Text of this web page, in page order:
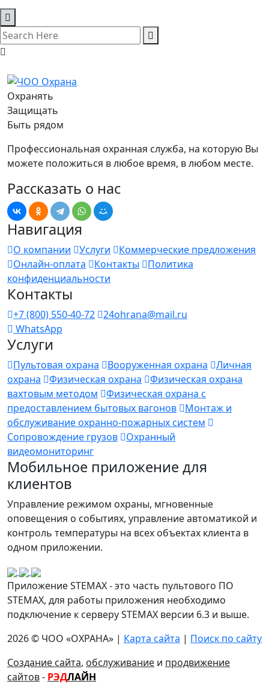
Охранять
Защищать
Быть рядом
Профессиональная охранная служба, на которую Вы
можете положиться в любое время, в любом месте.
Рассказать о нас
Навигация
О компании Услуги
Коммерческие предложения
Онлайн-оплата
Контакты
Политика
конфиденциальности
Контакты
+7 (800) 550-40-72
24ohrana@mail.ru
WhatsApp
Услуги
Пультовая охрана Вооруженная охрана
Личная
охрана
Физическая охрана
Физическая охрана
вахтовым методом
Физическая охрана с
предоставлением бытовых вагонов
Монтаж и
обслуживание охранно-пожарных систем
Сопровождение грузов
Охранный
видеомониторинг
Мобильное приложение для
клиентов
Управление режимом охраны, мгновенные
оповещения о событиях, управление автоматикой и
контроль температуры на всех объектах клиента в
одном приложении.
Приложение STEMAX - это часть пультового ПО
STEMAX, для работы приложения необходимо
подключение к серверу STEMAX версии 6.3 и выше.
2026 © ЧОО «ОХРАНА» | Карта сайта | Поиск по сайту
Создание сайта, обслуживание и продвижение
сайтов- РЭДЛАЙН